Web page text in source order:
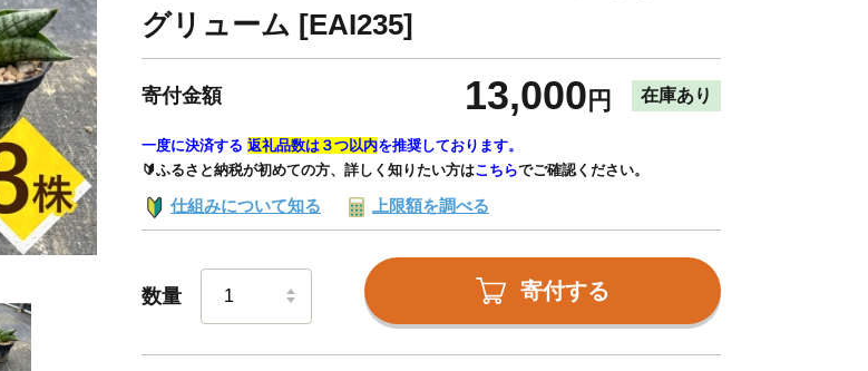
グリューム [EAI235]
寄付金額 13,000 円 在庫あり
一度に決済する 返礼品数は３つ以内を推奨しております。
🔰ふるさと納税が初めての方、詳しく知りたい方はこちらでご確認ください。
仕組みについて知る 上限額を調べる
数量 寄付する